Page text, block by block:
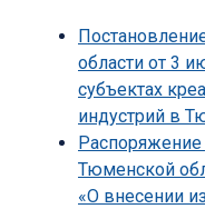
области от 3
субъектах
индустрий в
Тюменской
«О внесении